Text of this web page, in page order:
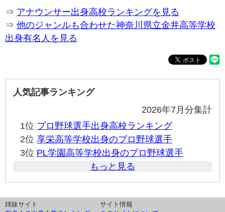
⇒ アナウンサー出身高校ランキングを見る
⇒ 他のジャンルも合わせた神奈川県立金井高等学校
出身有名人を見る
人気記事ランキング
2026年7月分集計
1位 プロ野球選手出身高校ランキング
2位 享栄高等学校出身のプロ野球選手
3位 PL学園高等学校出身のプロ野球選手
もっと見る
姉妹サイト
サイト情報